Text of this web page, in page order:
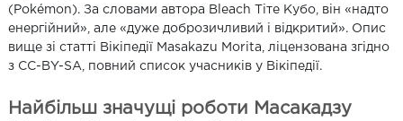
(Pokémon). За словами автора Bleach Тіте Кубо, він «надто
енергійний», але «дуже доброзичливий і відкритий». Опис
вище зі статті Вікіпедії Masakazu Morita, ліцензована згідно
з CC-BY-SA, повний список учасників у Вікіпедії.
Найбільш значущі роботи Масакадзу